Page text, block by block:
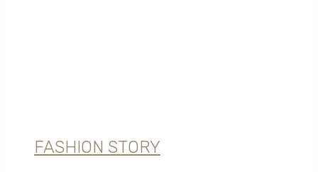
FASHION STORY